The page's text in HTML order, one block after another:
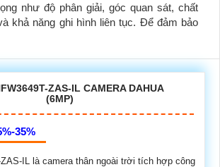
như độ phân giải, góc quan sát, chất
khả năng ghi hình liên tục. Để đảm bảo
ZAS-IL CAMERA DAHUA
(6MP)
35%
ZAS-IL là camera thân ngoài trời tích hợp công